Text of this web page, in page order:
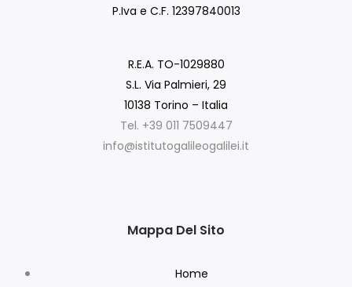
P.Iva e C.F. 12397840013
R.E.A. TO-1029880
S.L. Via Palmieri, 29
10138 Torino – Italia
Tel. +39 011 7509447
info@istitutogalileogalilei.it
Mappa Del Sito
Home